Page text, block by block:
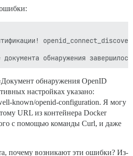
обнаружения OpenID
настройках указано:
known/openid-configuration. Я могу
URL из контейнера Docker
с помощью команды Curl, и даже
почему возникают эти ошибки? Из-